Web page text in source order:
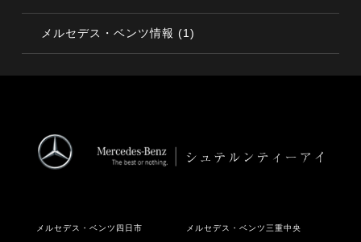
メルセデス・ベンツ情報 (1)
メルセデス・ベンツ四日市 メルセデス・ベンツ三重中央